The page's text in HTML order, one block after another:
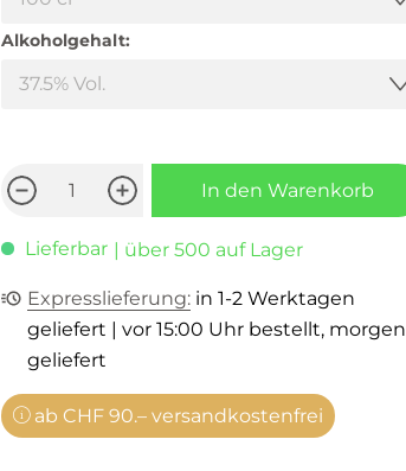
Alkoholgehalt:
In den Warenkorb
Lieferbar | über 500 auf Lager
Expresslieferung:in 1-2 Werktagen
geliefert | vor 15:00 Uhr bestellt, morgen
geliefert
ab CHF 90.– versandkostenfrei